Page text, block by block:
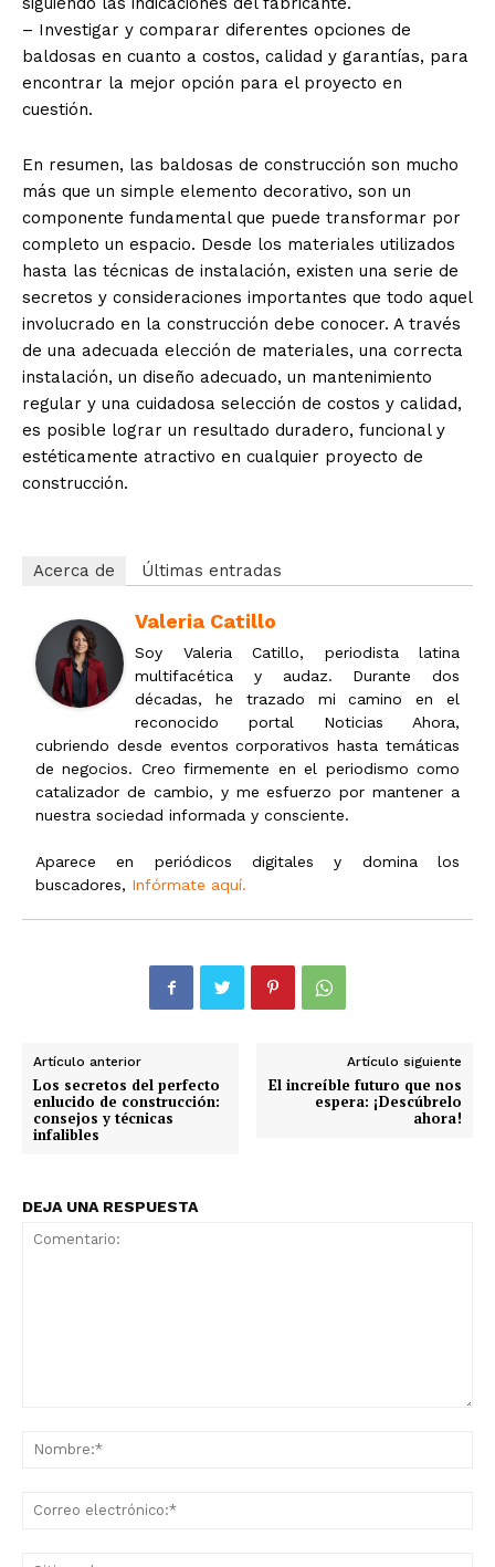
– Investigar y comparar diferentes opciones de
baldosas en cuanto a costos, calidad y garantías, para
encontrar la mejor opción para el proyecto en
cuestión.
En resumen, las baldosas de construcción son mucho
más que un simple elemento decorativo, son un
componente fundamental que puede transformar por
completo un espacio. Desde los materiales utilizados
hasta las técnicas de instalación, existen una serie de
secretos y consideraciones importantes que todo aquel
involucrado en la construcción debe conocer. A través
de una adecuada elección de materiales, una correcta
instalación, un diseño adecuado, un mantenimiento
regular y una cuidadosa selección de costos y calidad,
es posible lograr un resultado duradero, funcional y
estéticamente atractivo en cualquier proyecto de
construcción.
Acerca de Últimas entradas
Valeria Catillo
Soy Valeria Catillo, periodista latina
multifacética y audaz. Durante dos
décadas, he trazado mi camino en el
reconocido portal Noticias Ahora,
cubriendo desde eventos corporativos hasta temáticas
de negocios. Creo firmemente en el periodismo como
catalizador de cambio, y me esfuerzo por mantener a
nuestra sociedad informada y consciente.
Aparece en periódicos digitales y domina los
buscadores, Infórmate aquí.
Artículo anterior
Los secretos del perfecto
enlucido de construcción:
consejos y técnicas
infalibles
Artículo siguiente
El increíble futuro que nos
espera: ¡Descúbrelo
ahora!
DEJA UNA RESPUESTA